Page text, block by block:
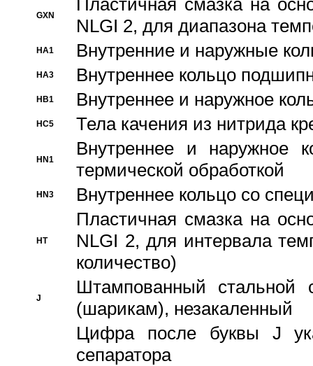
GXN
Пластичная смазка на
NLGI 2, для диапазона
HA1 Внутренние и наружные
HA3 Bнутреннее кольцо
HB1 Bнутреннее и наружное
HC5 Тела качения из нитрида
HN1
Bнутреннее и наружное
термической обработкой
HN3 Внутреннее кольцо со
HT
Пластичная смазка на
NLGI 2, для интервала
количество)
J
Штампованный стальной
(шарикам), незакаленный
Цифра после буквы J
сепаратора